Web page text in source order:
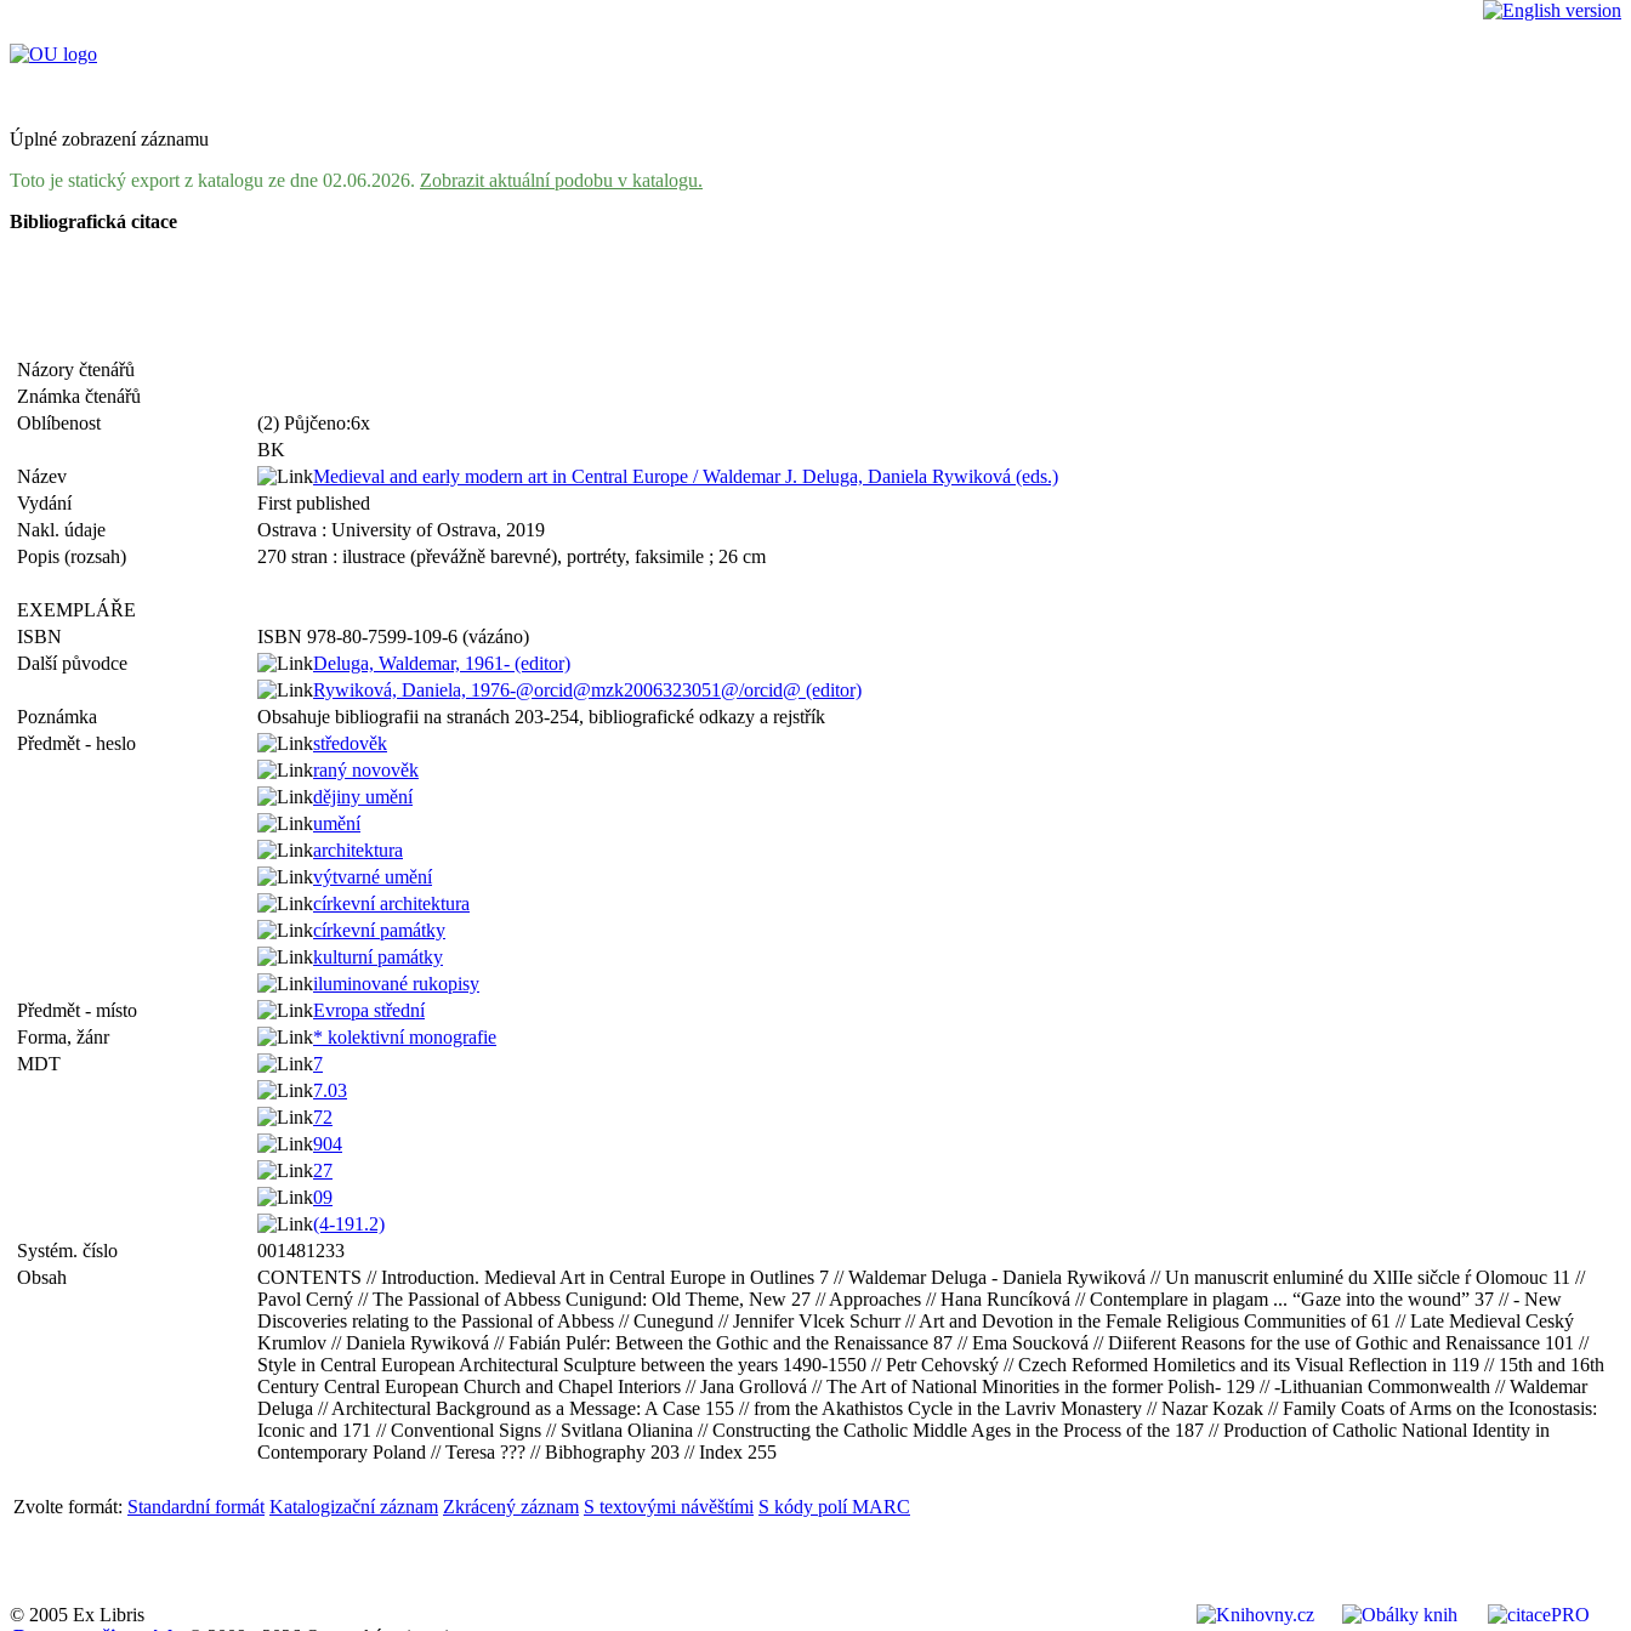
Úplné zobrazení záznamu
Toto je statický export z katalogu ze dne 02.06.2026. Zobrazit aktuální podobu v katalogu.
Bibliografická citace
Názory čtenářů
Známka čtenářů
Oblíbenost
(2) Půjčeno:6x
BK
Název
Medieval and early modern art in Central Europe / Waldemar J. Deluga, Daniela Rywiková (eds.)
Vydání
First published
Nakl. údaje
Ostrava : University of Ostrava, 2019
Popis (rozsah)
270 stran : ilustrace (převážně barevné), portréty, faksimile ; 26 cm
EXEMPLÁŘE
ISBN
ISBN 978-80-7599-109-6 (vázáno)
Další původce
Deluga, Waldemar, 1961- (editor)
Rywiková, Daniela, 1976-@orcid@mzk2006323051@/orcid@ (editor)
Poznámka
Obsahuje bibliografii na stranách 203-254, bibliografické odkazy a rejstřík
Předmět - heslo
středověk
raný novověk
dějiny umění
umění
architektura
výtvarné umění
církevní architektura
církevní památky
kulturní památky
iluminované rukopisy
Předmět - místo
Evropa střední
Forma, žánr
* kolektivní monografie
MDT
7
7.03
72
904
27
09
(4-191.2)
Systém. číslo
001481233
Obsah
CONTENTS // Introduction. Medieval Art in Central Europe in Outlines 7 // Waldemar Deluga - Daniela Rywiková // Un manuscrit enluminé du XlIIe sičcle ŕ Olomouc 11 //
Pavol Cerný // The Passional of Abbess Cunigund: Old Theme, New 27 // Approaches // Hana Runcíková // Contemplare in plagam ... “Gaze into the wound” 37 // - New
Discoveries relating to the Passional of Abbess // Cunegund // Jennifer Vlcek Schurr // Art and Devotion in the Female Religious Communities of 61 // Late Medieval Ceský
Krumlov // Daniela Rywiková // Fabián Pulér: Between the Gothic and the Renaissance 87 // Ema Soucková // Diiferent Reasons for the use of Gothic and Renaissance 101 //
Style in Central European Architectural Sculpture between the years 1490-1550 // Petr Cehovský // Czech Reformed Homiletics and its Visual Reflection in 119 // 15th and 16th
Century Central European Church and Chapel Interiors // Jana Grollová // The Art of National Minorities in the former Polish- 129 // -Lithuanian Commonwealth // Waldemar
Deluga // Architectural Background as a Message: A Case 155 // from the Akathistos Cycle in the Lavriv Monastery // Nazar Kozak // Family Coats of Arms on the Iconostasis:
Iconic and 171 // Conventional Signs // Svitlana Olianina // Constructing the Catholic Middle Ages in the Process of the 187 // Production of Catholic National Identity in
Contemporary Poland // Teresa ??? // Bibhography 203 // Index 255
Zvolte formát: Standardní formát Katalogizační záznam Zkrácený záznam S textovými návěštími S kódy polí MARC
© 2005 Ex Libris